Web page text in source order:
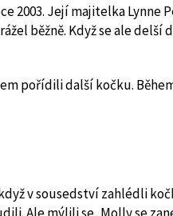
2003. Její majitelka Lynne
běžně. Když se ale delší
pořídili další kočku.
v sousedství zahlédli